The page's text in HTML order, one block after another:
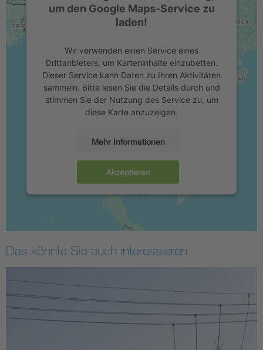
um den Google Maps-Service zu
laden!
Wir verwenden einen Service eines
Drittanbieters, um Karteninhalte einzubetten.
Dieser Service kann Daten zu Ihren Aktivitäten
sammeln. Bitte lesen Sie die Details durch und
stimmen Sie der Nutzung des Service zu, um
diese Karte anzuzeigen.
Mehr Informationen
Akzeptieren
Das könnte Sie auch interessieren